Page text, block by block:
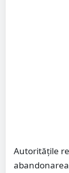
Autoritățile